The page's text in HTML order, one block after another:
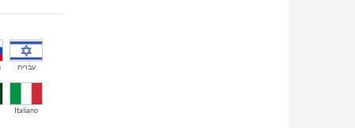
עברית
Italiano